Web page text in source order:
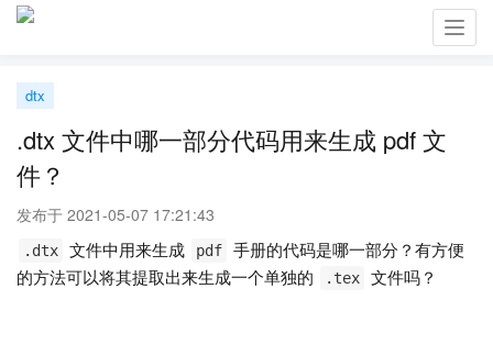
dtx
.dtx 文件中哪一部分代码用来生成 pdf 文
件？
发布于 2021-05-07 17:21:43
.dtx 文件中用来生成 pdf
手册的代码是哪一部分？有方便
的方法可以将其提取出来生成一个单独的
.tex 文件吗？